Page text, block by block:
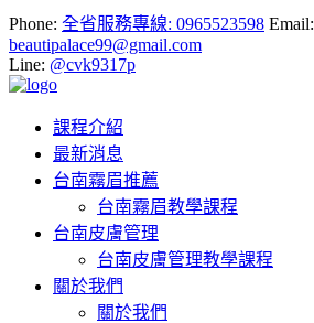
Phone: 全省服務專線: 0965523598 Email:
beautipalace99@gmail.com
Line: @cvk9317p
課程介紹
最新消息
台南霧眉推薦
台南霧眉教學課程
台南皮膚管理
台南皮膚管理教學課程
關於我們
關於我們